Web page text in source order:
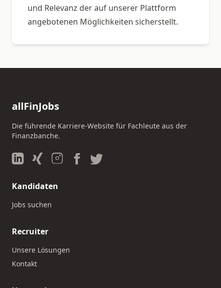
und Relevanz der auf unserer Plattform
angebotenen Möglichkeiten sicherstellt.
allFinJobs
Die führende Karriere-Website für Fachleute aus der
Finanzbanche.
Kandidaten
Jobs suchen
Recruiter
Unsere Lösungen
Kontakt